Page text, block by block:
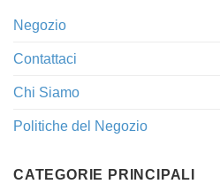
Negozio
Contattaci
Chi Siamo
Politiche del Negozio
CATEGORIE PRINCIPALI